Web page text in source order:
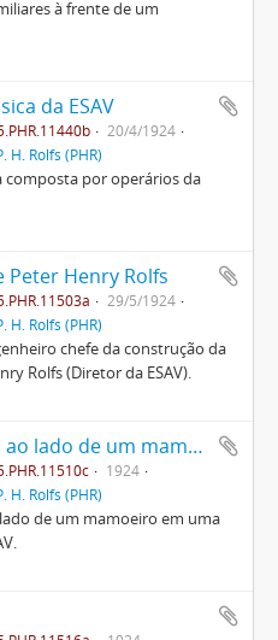
à frente de um
da ESAV
20/4/1924
H. Rolfs (PHR)
composta por operários da
Peter Henry Rolfs
29/5/1924
H. Rolfs (PHR)
chefe da construção da
Rolfs (Diretor da ESAV).
Clarissa Rolfs ao lado de um mamoeiro
1924
H. Rolfs (PHR)
de um mamoeiro em uma